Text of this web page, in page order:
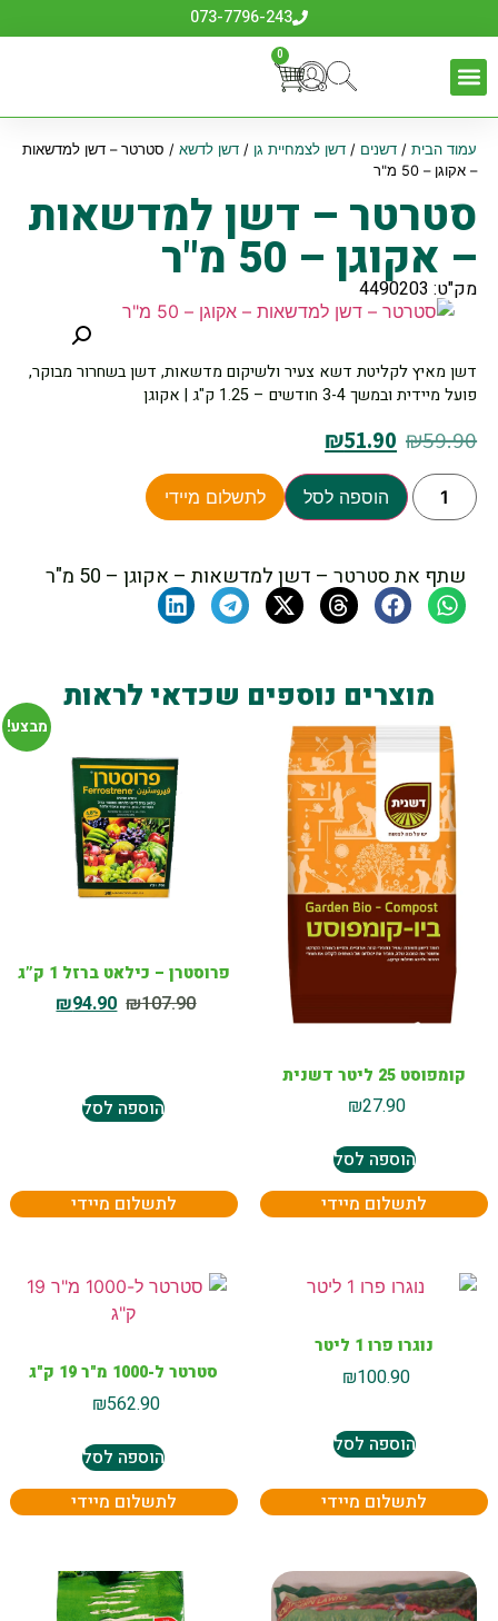
073-7796-243
0
עמוד הבית/ דשנים / דשן לצמחיית גן / דשן לדשא/ סטרטר – דשן למדשאות
– אקוגן – 50 מ"ר
סטרטר – דשן למדשאות
– אקוגן – 50 מ"ר
מק"ט: 4490203
דשן מאיץ לקליטת דשא צעיר ולשיקום מדשאות, דשן בשחרור מבוקר,
פועל מיידית ובמשך 3-4 חודשים – 1.25 ק"ג | אקוגן
₪59.90
₪51.90
הוספה לסל לתשלום מיידי
שתף את סטרטר – דשן למדשאות – אקוגן – 50 מ"ר
מוצרים נוספים שכדאי לראות
קומפוסט 25 ליטר דשנית
₪27.90
הוספה לסל
לתשלום מיידי
מבצע!
פרוסטרן – כילאט ברזל 1 ק”ג
₪107.90
₪94.90
הוספה לסל
לתשלום מיידי
נוגרו פרו 1 ליטר
₪100.90
הוספה לסל
לתשלום מיידי
סטרטר ל-1000 מ"ר 19 ק"ג
₪562.90
הוספה לסל
לתשלום מיידי